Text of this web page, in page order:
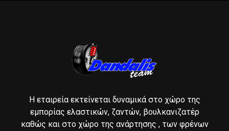
Η εταιρεία εκτείνεται δυναμικά στο χώρο της
εμπορίας ελαστικών, ζαντών, βουλκανιζατέρ
καθώς και στο χώρο της ανάρτησης , των φρένων